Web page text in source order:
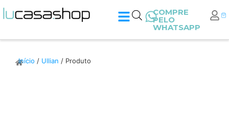
COMPRE
PELO
WHATSAPP
Início / Ullian / Produto